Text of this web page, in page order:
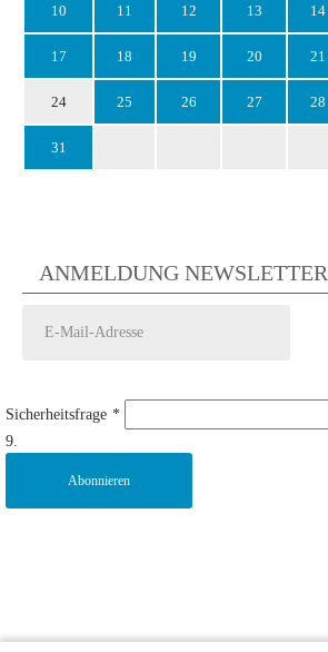
10 11 12 13 14
17 18 19 20 21
24 25 26 27 28
31
ANMELDUNG NEWSLETTER
Sicherheitsfrage *
9.
Abonnieren